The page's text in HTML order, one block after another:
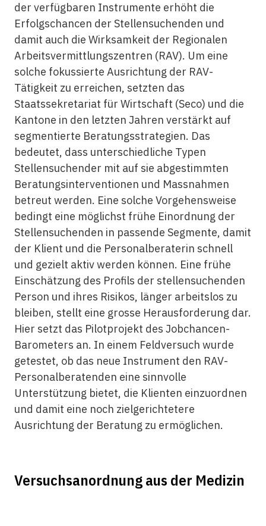
der verfügbaren Instrumente erhöht die
Erfolgschancen der Stellensuchenden und
damit auch die Wirksamkeit der Regionalen
Arbeitsvermittlungszentren (RAV). Um eine
solche fokussierte Ausrichtung der RAV-
Tätigkeit zu erreichen, setzten das
Staatssekretariat für Wirtschaft (Seco) und die
Kantone in den letzten Jahren verstärkt auf
segmentierte Beratungsstrategien. Das
bedeutet, dass unterschiedliche Typen
Stellensuchender mit auf sie abgestimmten
Beratungsinterventionen und Massnahmen
betreut werden. Eine solche Vorgehensweise
bedingt eine möglichst frühe Einordnung der
Stellensuchenden in passende Segmente, damit
der Klient und die Personalberaterin schnell
und gezielt aktiv werden können. Eine frühe
Einschätzung des Profils der stellensuchenden
Person und ihres Risikos, länger arbeitslos zu
bleiben, stellt eine grosse Herausforderung dar.
Hier setzt das Pilotprojekt des Jobchancen-
Barometers an. In einem Feldversuch wurde
getestet, ob das neue Instrument den RAV-
Personalberatenden eine sinnvolle
Unterstützung bietet, die Klienten einzuordnen
und damit eine noch zielgerichtetere
Ausrichtung der Beratung zu ermöglichen.
Versuchsanordnung aus der Medizin